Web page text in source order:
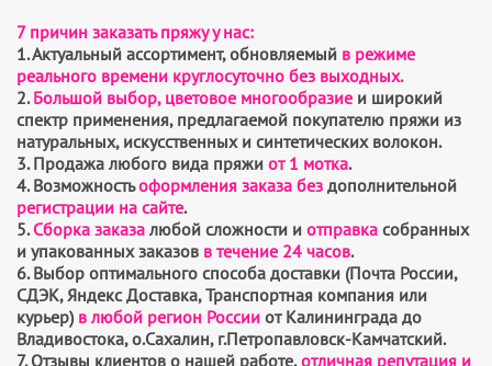
7 причин заказать пряжу у нас:
1. Актуальный ассортимент, обновляемый в режиме
реального времени круглосуточно без выходных.
2.Большой выбор, цветовое многообразие и широкий
спектр применения, предлагаемой покупателю пряжи из
натуральных, искусственных и синтетических волокон.
3. Продажа любого вида пряжи от 1 мотка.
4. Возможностьоформления заказа без дополнительной
регистрации на сайте.
5.Сборка заказа любой сложности и отправка собранных
и упакованных заказов в течение 24 часов.
6. Выбор оптимального способа доставки (Почта России,
СДЭК, Яндекс Доставка, Транспортная компания или
курьер)в любой регион России от Калининграда до
Владивостока, о.Сахалин, г.Петропавловск-Камчатский.
7. Отзывы клиентов о нашей работе,отличная репутация и